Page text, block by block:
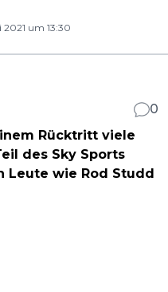
um 13:30
0
Rücktritt viele
des Sky Sports
Leute wie Rod Studd